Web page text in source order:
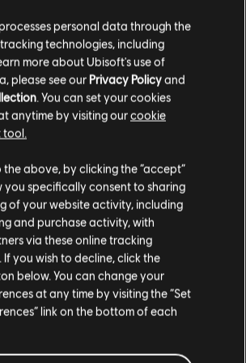
dysponuje spersonalizowanymi
które przydają mu się na
rozwijanie ma ogromny wpływ na
- twoje i miasta.
SZTURMOWY
urządzenie, którym można
personal data through the
technologies, including
more about Ubisoft's use of
please see our Privacy Policyand
. You can set your cookies
anytime by visiting ourcookie
above, by clicking the “accept”
specifically consent to sharing
of your website activity, including
and purchase activity, with
via these online tracking
you wish to decline, click the
below. You can change your
at any time by visiting the “Set
link on the bottom of each